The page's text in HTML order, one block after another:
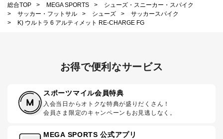
総合TOP
> MEGA SPORTS >
シューズ・スニーカー・スパイク
>
サッカー・フットサル > シューズ >
サッカースパイク
>
K) ウルトラ 6 アルティメット RE-CHARGE FG
お得で便利なサービス
スポーツマイル会員特典
入会当日からオトクな特典が盛りだくさん！
会員さま限定のキャンペーンもお見逃しなく。
MEGA SPORTS 公式アプリ